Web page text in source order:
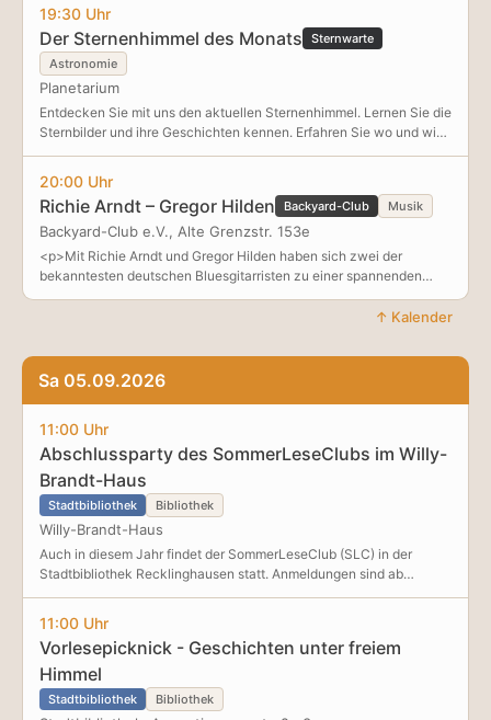
schnell nicht vergessen werden. GMD Rasmus Baumann , Leitung
Foto: Melissa Pieper
19:30 Uhr
Der Sternenhimmel des Monats
Sternwarte
Astronomie
Planetarium
Entdecken Sie mit uns den aktuellen Sternenhimmel. Lernen Sie die
Sternbilder und ihre Geschichten kennen. Erfahren Sie wo und wie
die hellen Planeten zu finden sind und welche interessanten
Objekte e
20:00 Uhr
Richie Arndt – Gregor Hilden Backyard-Club Musik
Backyard-Club e.V., Alte Grenzstr. 153e
<p>Mit Richie Arndt und Gregor Hilden haben sich zwei der
bekanntesten deutschen Bluesgitarristen zu einer spannenden
Kooperation zusammengefunden. Schon seit über 15 Jahren
produzieren die beiden Gitarrenvirtuosen gemeinsame CDs und
↑ Kalender
Sa 05.09.2026
11:00 Uhr
Abschlussparty des SommerLeseClubs im Willy-
Brandt-Haus
Stadtbibliothek Bibliothek
Willy-Brandt-Haus
Auch in diesem Jahr findet der SommerLeseClub (SLC) in der
Stadtbibliothek Recklinghausen statt. Anmeldungen sind ab
Mittwoch, den 1. Juli in der Hauptstelle der Stadtbibliothek in der
Augustinessenstraße 3 oder in der Zweigstelle Am Neumarkt 19
möglich. Zum SommerLeseClub können sich Teams oder einzelne
Personen jeden Alters anmelden. Voraussetzung ist ein
Bibliotheksausweis, der aber bei der Anmeldung kostenfrei erstellt
werden kann. Für jedes gelesene Buch, jedes gehörte Hörspiel oder
jede besuchte Veranstaltung erhalten Mitglieder einen Stempel in
11:00 Uhr
Vorlesepicknick - Geschichten unter freiem
Himmel
Stadtbibliothek Bibliothek